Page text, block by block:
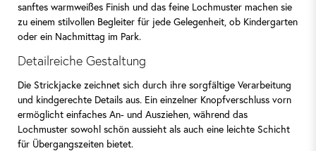
sanftes warmweißes Finish und das feine Lochmuster machen sie
zu einem stilvollen Begleiter für jede Gelegenheit, ob Kindergarten
oder ein Nachmittag im Park.
Detailreiche Gestaltung
Die Strickjacke zeichnet sich durch ihre sorgfältige Verarbeitung
und kindgerechte Details aus. Ein einzelner Knopfverschluss vorn
ermöglicht einfaches An- und Ausziehen, während das
Lochmuster sowohl schön aussieht als auch eine leichte Schicht
für Übergangszeiten bietet.